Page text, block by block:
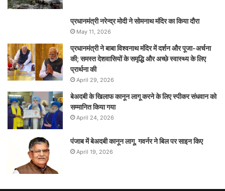
प्रधानमंत्री नरेन्‍द्र मोदी ने सोमनाथ मंदिर का किया दौरा
May 11, 2026
प्रधानमंत्री ने बाबा विश्वनाथ मंदिर में दर्शन और पूजा-अर्चना
की; समस्‍त देशवासियों के समृद्धि और अच्छे स्वास्थ्य के लिए
प्रार्थना की
April 29, 2026
बेअदबी के खिलाफ कानून लागू करने के लिए स्पीकर संधवान को
सम्मानित किया गया
April 24, 2026
पंजाब में बेअदबी कानून लागू, गवर्नर ने बिल पर साइन किए
April 19, 2026